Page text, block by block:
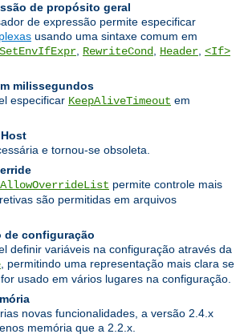
de propósito geral
de expressão permite especificar
usando uma sintaxe comum em
SetEnvIfExpr RewriteCond Header <If>
milissegundos
especificar KeepAliveTimeout em
e tornou-se obsoleta.
AllowOverrideList permite controle mais
são permitidas em arquivos
de configuração
definir variáveis na configuração através da
, permitindo uma representação mais clara se
usado em vários lugares na configuração.
novas funcionalidades, a versão 2.4.x
memória que a 2.2.x.